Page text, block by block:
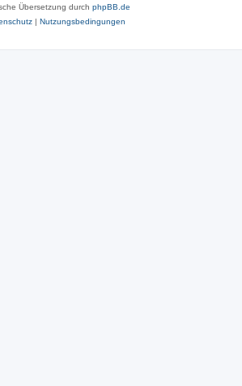
Übersetzung durch phpBB.de
| Nutzungsbedingungen